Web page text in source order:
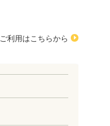
ご利用はこちらから